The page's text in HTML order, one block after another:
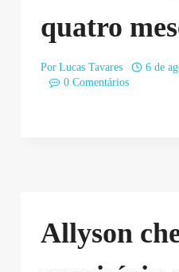
quatro
Por Lucas Tavares
6 de
0 Comentários
Allyson